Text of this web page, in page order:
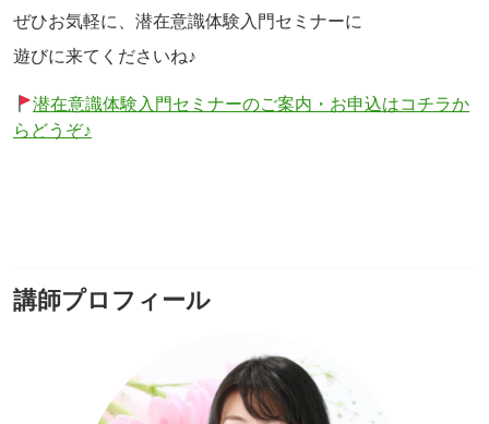
ぜひお気軽に、潜在意識体験入門セミナーに
遊びに来てくださいね♪
潜在意識体験入門セミナーのご案内・お申込はコチラか
らどうぞ♪
講師プロフィール